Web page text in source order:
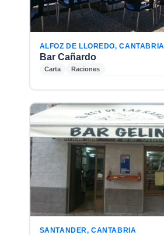
ALFOZ DE LLOREDO, CANTABRIA
Bar Cañardo
Carta Raciones
SANTANDER, CANTABRIA